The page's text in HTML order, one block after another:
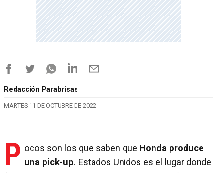
Redacción Parabrisas
MARTES 11 DE OCTUBRE DE 2022
P ocos son los que saben que Honda produce
una pick-up. Estados Unidos es el lugar donde